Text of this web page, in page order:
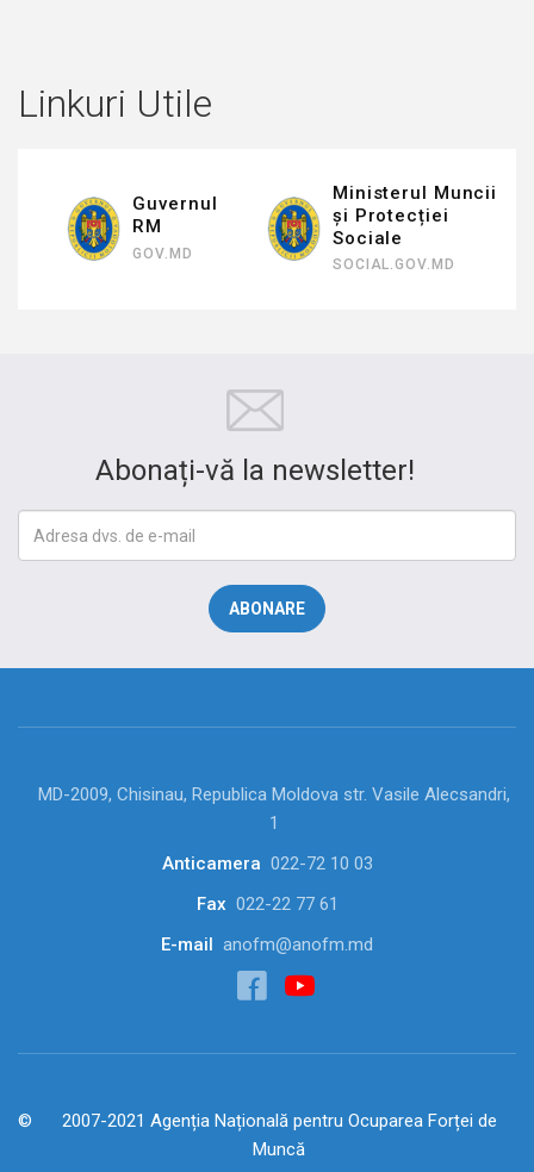
Linkuri Utile
Ministerul Muncii
și Protecției
Sociale
SOCIAL.GOV.MD
Inspectoratul de
Stat al Muncii
Abonați-vă la newsletter!
MD-2009, Chisinau, Republica Moldova str. Vasile Alecsandri,
1
Anticamera 022-72 10 03
Fax 022-22 77 61
E-mail anofm@anofm.md
2007-2021 Agenția Națională pentru Ocuparea Forței de
Muncă